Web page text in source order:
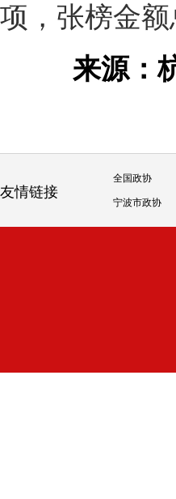
项，张榜金
来源
友情链接
全国政协
宁波市政协